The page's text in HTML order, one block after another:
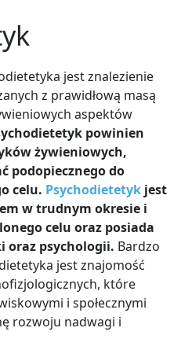
jest znalezienie
z prawidłową masą
aspektów
powinien
żywieniowych,
podopiecznego do
celu. Psychodietetyk jest
w trudnym okresie i
celu oraz posiada
oraz psychologii. Bardzo
jest znajomość
które
i społecznymi
rozwoju nadwagi i